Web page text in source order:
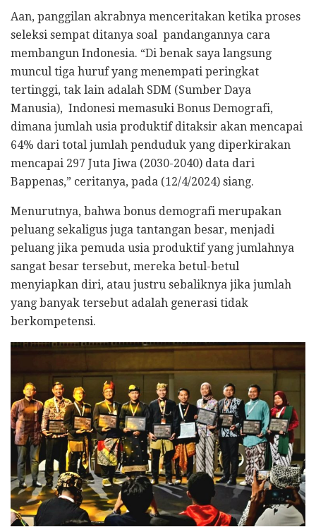
Aan, panggilan akrabnya menceritakan ketika proses
seleksi sempat ditanya soal pandangannya cara
membangun Indonesia. “Di benak saya langsung
muncul tiga huruf yang menempati peringkat
tertinggi, tak lain adalah SDM (Sumber Daya
Manusia), Indonesi memasuki Bonus Demografi,
dimana jumlah usia produktif ditaksir akan mencapai
64% dari total jumlah penduduk yang diperkirakan
mencapai 297 Juta Jiwa (2030-2040) data dari
Bappenas,” ceritanya, pada (12/4/2024) siang.
Menurutnya, bahwa bonus demografi merupakan
peluang sekaligus juga tantangan besar, menjadi
peluang jika pemuda usia produktif yang jumlahnya
sangat besar tersebut, mereka betul-betul
menyiapkan diri, atau justru sebaliknya jika jumlah
yang banyak tersebut adalah generasi tidak
berkompetensi.